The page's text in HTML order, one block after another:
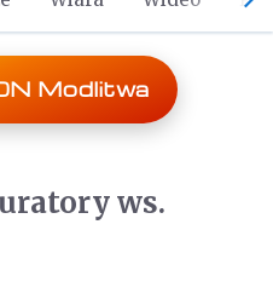
Modlitwa
ws.